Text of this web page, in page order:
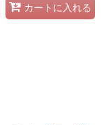
カートに入れる